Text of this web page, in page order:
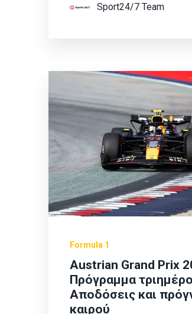
Sport24/7 Team
Formula 1
Austrian Grand Prix
Πρόγραμμα
Αποδόσεις και
καιρού